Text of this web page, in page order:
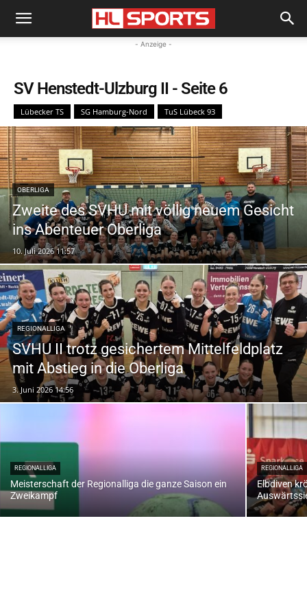
- Anzeige -
SV Henstedt-Ulzburg II - Seite 6
Lübecker TS SG Hamburg-Nord TuS Lübeck 93
OBERLIGA
Zweite des SVHU mit völlig neuem Gesicht
ins Abenteuer Oberliga
10. Juli 2026 11:57
REGIONALLIGA
SVHU II trotz gesichertem Mittelfeldplatz
mit Abstieg in die Oberliga
3. Juni 2026 14:56
REGIONALLIGA
Meisterschaft der Regionalliga die ganze Saison ein
Zweikampf
REGIONALLIGA
Elbdiven